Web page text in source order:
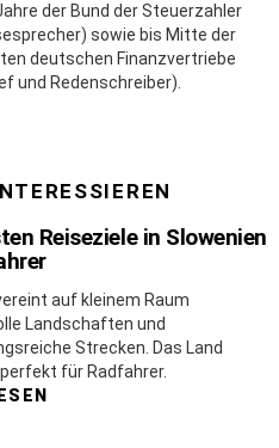
der Bund der Steuerzahler
sowie bis Mitte der
deutschen Finanzvertriebe
und Redenschreiber).
Reiseziele in Slowenien
auf kleinem Raum
Landschaften und
Strecken. Das Land
für Radfahrer.